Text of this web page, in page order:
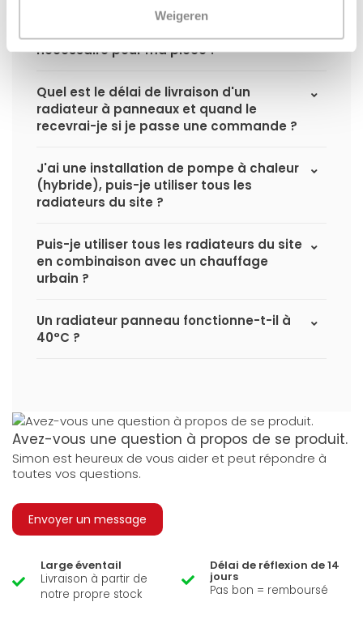
Weigeren
nécessaire pour ma pièce ?
Quel est le délai de livraison d'un
radiateur à panneaux et quand le
recevrai-je si je passe une commande ?
J'ai une installation de pompe à chaleur
(hybride), puis-je utiliser tous les
radiateurs du site ?
Puis-je utiliser tous les radiateurs du site
en combinaison avec un chauffage
urbain ?
Un radiateur panneau fonctionne-t-il à
40°C ?
Avez-vous une question à propos de se produit.
Simon est heureux de vous aider et peut répondre à
toutes vos questions.
Envoyer un message
Large éventail
Livraison à partir de
notre propre stock
Délai de réflexion de 14
jours
Pas bon = remboursé